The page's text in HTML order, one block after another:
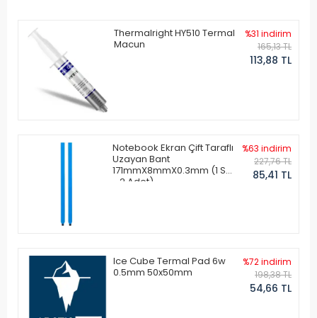
Thermalright HY510 Termal
Macun
%31 indirim
165,13 TL
113,88 TL
Notebook Ekran Çift Taraflı
Uzayan Bant
171mmX8mmX0.3mm (1 Set
- 2 Adet)
%63 indirim
227,76 TL
85,41 TL
Ice Cube Termal Pad 6w
0.5mm 50x50mm
%72 indirim
198,38 TL
54,66 TL